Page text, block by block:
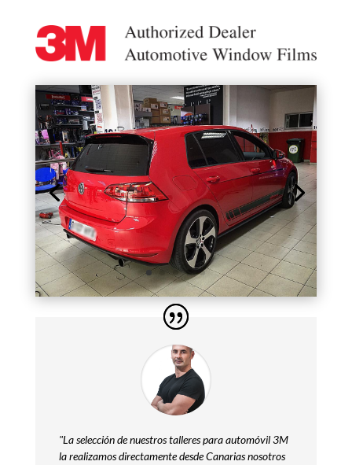
"La selección de nuestros talleres para automóvil 3M
la realizamos directamente desde Canarias nosotros